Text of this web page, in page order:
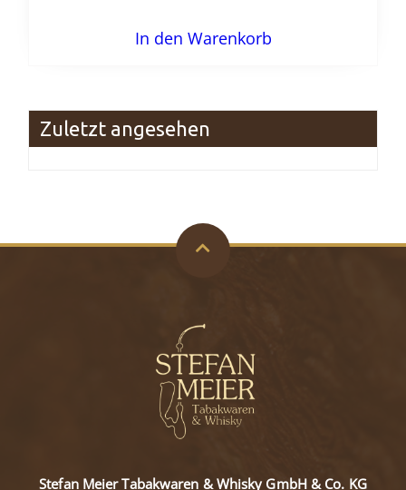
In den Warenkorb
Zuletzt angesehen
Stefan Meier Tabakwaren & Whisky GmbH & Co. KG